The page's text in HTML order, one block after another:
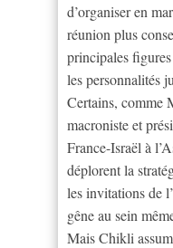
d’organiser en
réunion plus
principales
les personnalités
Certains, comme
macroniste et
France-Israël à
déplorent la
les invitations de
gêne au sein
Mais Chikli